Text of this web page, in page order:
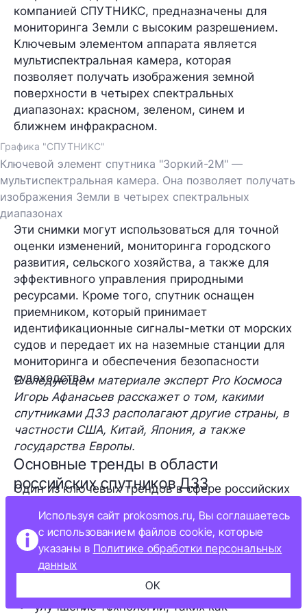
компанией СПУТНИКС, предназначены для
мониторинга Земли с высоким разрешением.
Ключевым элементом аппарата является
мультиспектральная камера, которая
позволяет получать изображения земной
поверхности в четырех спектральных
диапазонах: красном, зеленом, синем и
ближнем инфракрасном.
Графика "СПУТНИКС"
Ключевой элемент спутника "Зоркий-2М" —
мультиспектральная камера. Она позволяет получать
изображения Земли в четырех спектральных
диапазонах
Эти снимки могут использоваться для точной
оценки изменений, мониторинга городского
развития, сельского хозяйства, а также для
эффективного управления природными
ресурсами. Кроме того, спутник оснащен
приемником, который принимает
идентификационные сигналы-метки от морских
судов и передает их на наземные станции для
мониторинга и обеспечения безопасности
судоходства.
В следующем материале эксперт Pro Космоса
Игорь Афанасьев расскажет о том, какими
спутниками ДЗЗ располагают другие страны, в
частности США, Китай, Япония, а также
государства Европы.
Основные тренды в области
российских спутников ДЗЗ
Один из ключевых трендов в сфере российских
многоспутниковым орбитальным
группировкам. Это позволяет осуществлять
мониторинг заданных объектов и территорий с
более высокой периодичностью. Кроме того, в
этой области можно выделить несколько
улучшение технологий, таких как
Используя сайт prokosmos.ru, Вы соглашаетесь
с использованием файлов cookie, которые
указаны в Политике обработки персональных
данных
ОК